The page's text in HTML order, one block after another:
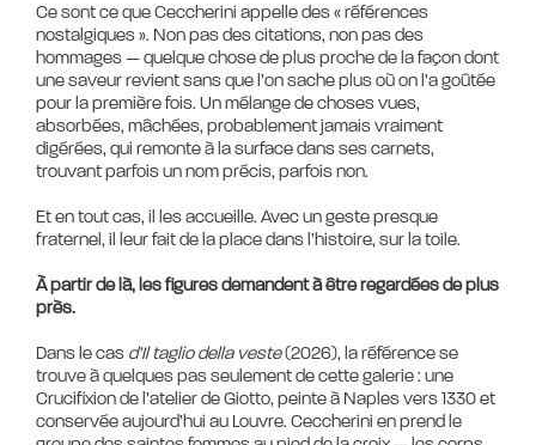
Ce sont ce que Ceccherini appelle des « références
nostalgiques ». Non pas des citations, non pas des
hommages — quelque chose de plus proche de la façon dont
une saveur revient sans que l’on sache plus où on l’a goûtée
pour la première fois. Un mélange de choses vues,
absorbées, mâchées, probablement jamais vraiment
digérées, qui remonte à la surface dans ses carnets,
trouvant parfois un nom précis, parfois non.
Et en tout cas, il les accueille. Avec un geste presque
fraternel, il leur fait de la place dans l’histoire, sur la toile.
À partir de là, les figures demandent à être regardées de plus
près.
Dans le cas d’Il taglio della veste(2026), la référence se
trouve à quelques pas seulement de cette galerie : une
Crucifixion de l’atelier de Giotto, peinte à Naples vers 1330 et
conservée aujourd’hui au Louvre. Ceccherini en prend le